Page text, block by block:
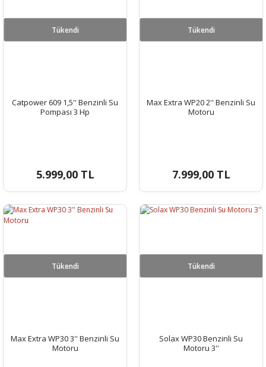
Tükendi
Catpower 609 1,5'' Benzinli Su
Pompası 3 Hp
5.999,00 TL
Tükendi
Max Extra WP20 2'' Benzinli Su
Motoru
7.999,00 TL
Tükendi
Max Extra WP30 3'' Benzinli Su
Motoru
Tükendi
Solax WP30 Benzinli Su
Motoru 3''